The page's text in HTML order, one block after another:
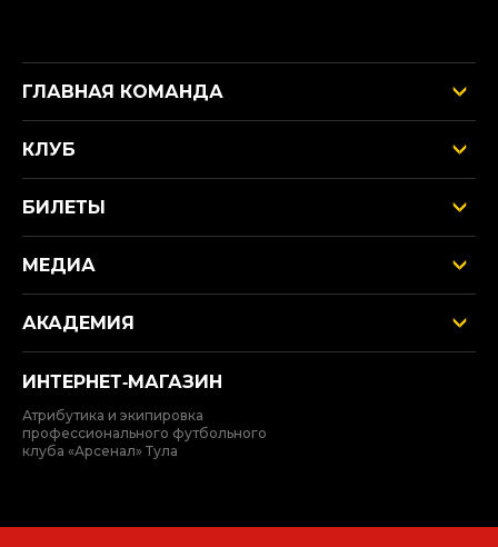
ГЛАВНАЯ КОМАНДА
КЛУБ
БИЛЕТЫ
МЕДИА
АКАДЕМИЯ
ИНТЕРНЕТ‑МАГАЗИН
Атрибутика и экипировка
профессионального футбольного
клуба «Арсенал» Тула